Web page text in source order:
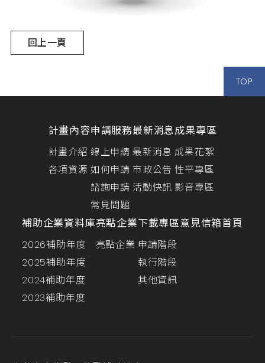
回上一頁
TOP
計畫內容
計畫介紹
各項資源
申請服務
線上申請
如何申請
諮詢申請
常見問題
最新消息
最新消息
市政公告
活動快訊
成果專區
成果花絮
性平專區
影音專區
補助企業資料庫
2026補助年度
2025補助年度
2024補助年度
2023補助年度
亮點企業
亮點企業
下載專區
申請階段
執行階段
其他資訊
意見信箱首頁